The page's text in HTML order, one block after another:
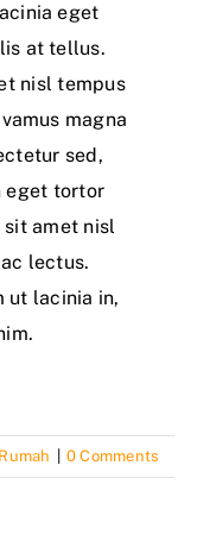
eget
at tellus.
nisl tempus
magna
sed,
eget tortor
sit amet nisl
lectus.
ut lacinia in,
0 Comments